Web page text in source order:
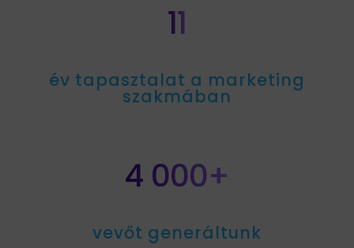
11
év tapasztalat a marketing
szakmában
4 000+
vevőt generáltunk